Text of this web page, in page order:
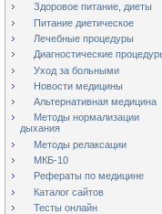
Здоровое питание, диеты
Питание диетическое
Лечебные процедуры
Диагностические
Уход за больными
Новости медицины
Альтернативная медицина
Методы нормализации
дыхания
Методы релаксации
МКБ-10
Рефераты по медицине
Каталог сайтов
Тесты онлайн